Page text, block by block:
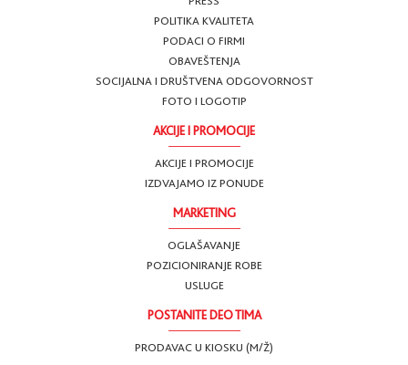
POLITIKA KVALITETA
PODACI O FIRMI
OBAVEŠTENJA
SOCIJALNA I DRUŠTVENA ODGOVORNOST
FOTO I LOGOTIP
AKCIJE I PROMOCIJE
AKCIJE I PROMOCIJE
IZDVAJAMO IZ PONUDE
MARKETING
OGLAŠAVANJE
POZICIONIRANJE ROBE
USLUGE
POSTANITE DEO TIMA
PRODAVAC U KIOSKU (M/Ž)